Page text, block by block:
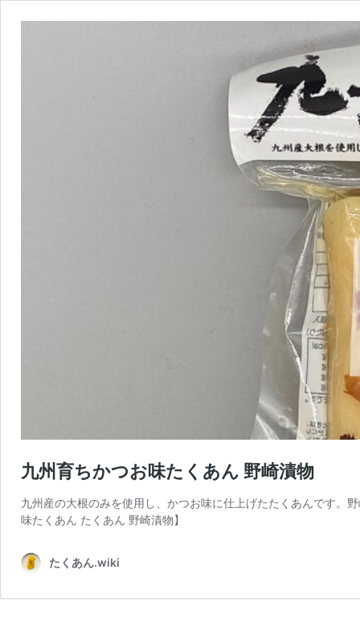
九州育ちかつお味たくあん 野崎漬物
九州産の大根のみを使用し、かつお味に仕上げたたくあんです。
味たくあん たくあん 野崎漬物】
たくあん.wiki